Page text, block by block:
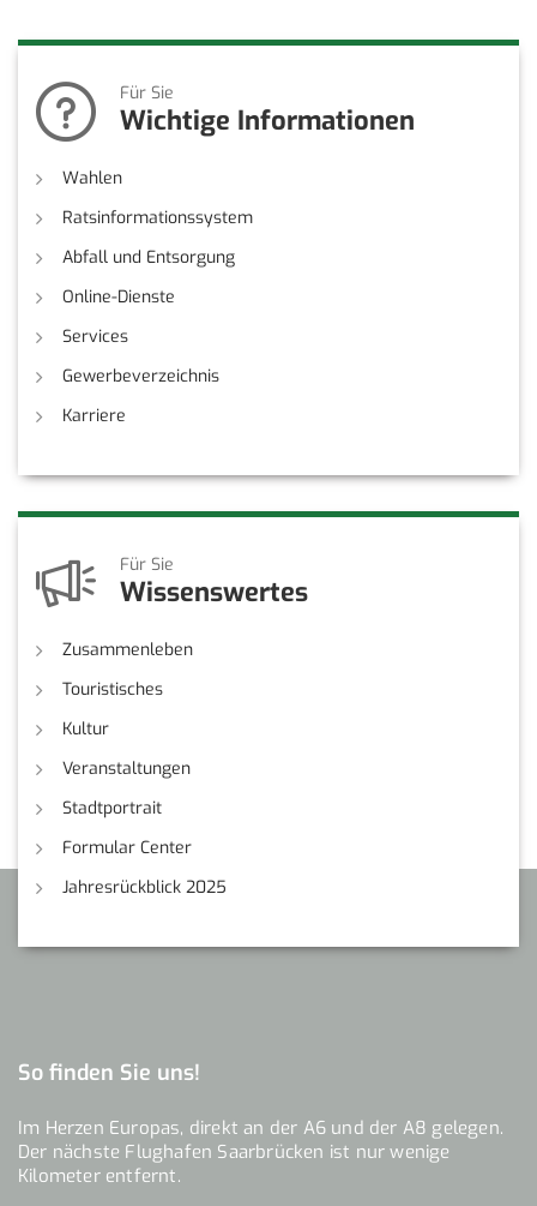
Für Sie
Wichtige Informationen
Wahlen
Ratsinformationssystem
Abfall und Entsorgung
Online-Dienste
Services
Gewerbeverzeichnis
Karriere
Für Sie
Wissenswertes
Zusammenleben
Touristisches
Kultur
Veranstaltungen
Stadtportrait
Formular Center
Jahresrückblick 2025
So finden Sie uns!
Im Herzen Europas, direkt an der A6 und der A8 gelegen.
Der nächste Flughafen Saarbrücken ist nur wenige
Kilometer entfernt.